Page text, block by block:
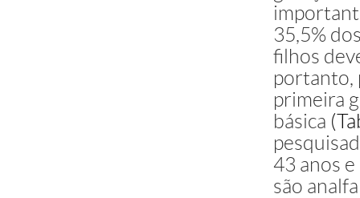
35,5%
filhos
portanto,
primeira
básica
43 anos e
são